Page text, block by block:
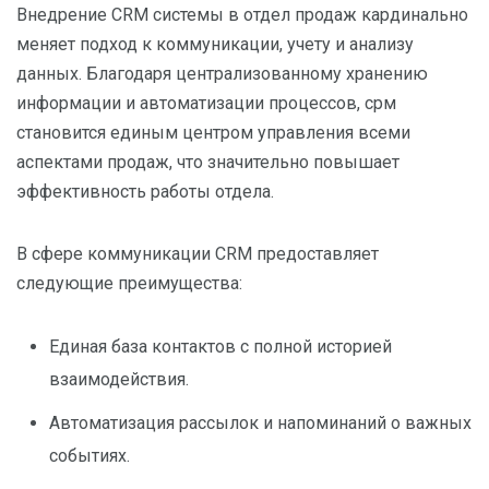
Внедрение CRM системы в отдел продаж кардинально
меняет подход к коммуникации, учету и анализу
данных. Благодаря централизованному хранению
информации и автоматизации процессов, срм
становится единым центром управления всеми
аспектами продаж, что значительно повышает
эффективность работы отдела.
В сфере коммуникации CRM предоставляет
следующие преимущества:
Единая база контактов с полной историей
взаимодействия.
Автоматизация рассылок и напоминаний о важных
событиях.